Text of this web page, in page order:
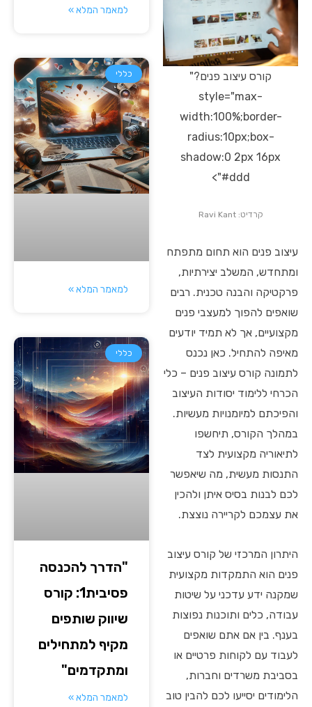
קורס עיצוב פנים?"
style="max-
width:100%;border-
radius:10px;box-
shadow:0 2px 16px
#ddd">
קרדיט: Ravi Kant
עיצוב פנים הוא תחום מתפתח
ומתחדש, המשלב יצירתיות,
פרקטיקה והבנה טכנית. רבים
שואפים להפוך למעצבי פנים
מקצועיים, אך לא תמיד יודעים
מאיפה להתחיל. כאן נכנס
לתמונה קורס עיצוב פנים – כלי
הכרחי ללימוד יסודות העיצוב
והפיכתם למיומנויות מעשיות.
במהלך הקורס, תיחשפו
לתיאוריה מקצועית לצד
התנסות מעשית, מה שיאפשר
לכם לבנות בסיס איתן ולהכין
את עצמכם לקריירה נוצצת.
היתרון המרכזי של קורס עיצוב
פנים הוא התמקדות מקצועית
שמקנה ידע עדכני על שיטות
עבודה, כלים ותוכנות נפוצות
בענף. בין אם אתם שואפים
לעבוד עם לקוחות פרטיים או
בסביבת משרדים וחברות,
הלימודים יסייעו לכם להבין טוב
למאמר המלא »
כללי
למאמר המלא »
כללי
"הדרך להכנסה
פסיבית1: קורס
שיווק שותפים
מקיף למתחילים
ומתקדמים"
למאמר המלא »